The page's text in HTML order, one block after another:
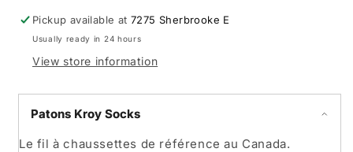
Sock
Yarn
Canada
Sock
Yarn
Canada
Pickup available at7275 Sherbrooke E
Usually ready in 24 hours
View store information
Patons Kroy Socks
Le fil à chaussettes de référence au Canada.